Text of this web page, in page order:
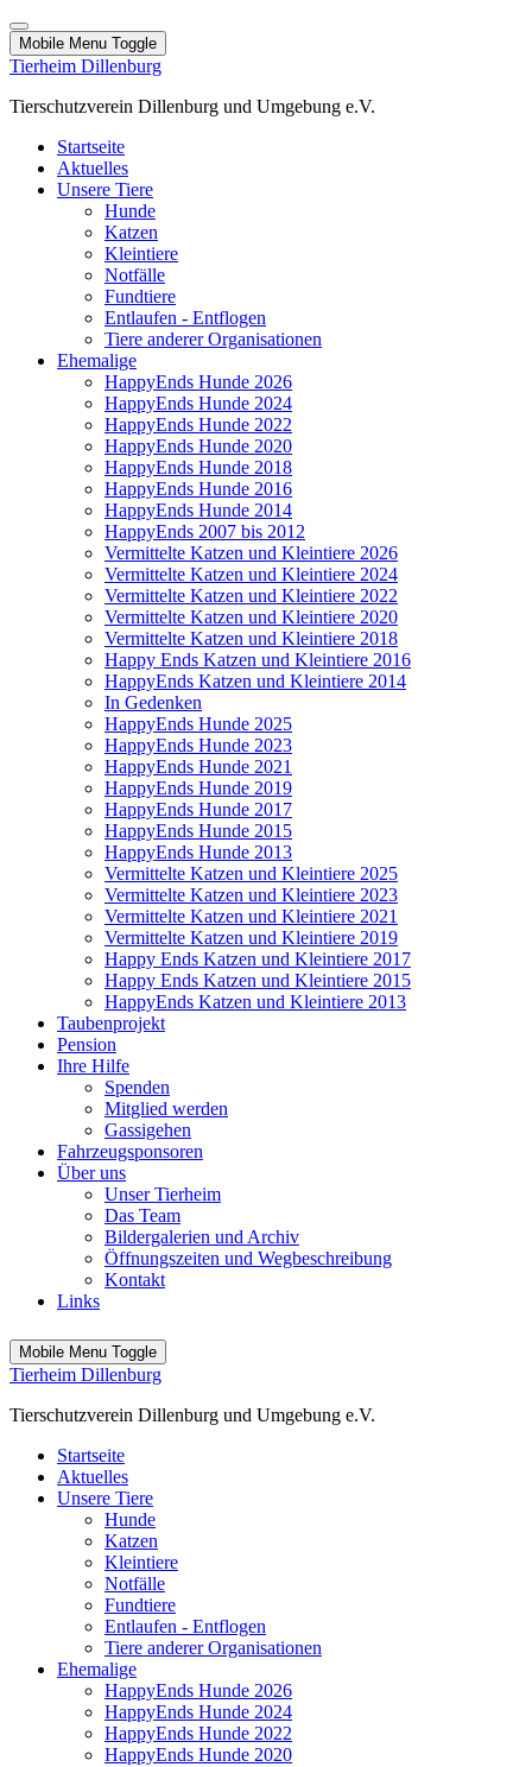
Mobile Menu Toggle
Tierheim Dillenburg
Tierschutzverein Dillenburg und Umgebung e.V.
Startseite
Aktuelles
Unsere Tiere
Hunde
Katzen
Kleintiere
Notfälle
Fundtiere
Entlaufen - Entflogen
Tiere anderer Organisationen
Ehemalige
HappyEnds Hunde 2026
HappyEnds Hunde 2024
HappyEnds Hunde 2022
HappyEnds Hunde 2020
HappyEnds Hunde 2018
HappyEnds Hunde 2016
HappyEnds Hunde 2014
HappyEnds 2007 bis 2012
Vermittelte Katzen und Kleintiere 2026
Vermittelte Katzen und Kleintiere 2024
Vermittelte Katzen und Kleintiere 2022
Vermittelte Katzen und Kleintiere 2020
Vermittelte Katzen und Kleintiere 2018
Happy Ends Katzen und Kleintiere 2016
HappyEnds Katzen und Kleintiere 2014
In Gedenken
HappyEnds Hunde 2025
HappyEnds Hunde 2023
HappyEnds Hunde 2021
HappyEnds Hunde 2019
HappyEnds Hunde 2017
HappyEnds Hunde 2015
HappyEnds Hunde 2013
Vermittelte Katzen und Kleintiere 2025
Vermittelte Katzen und Kleintiere 2023
Vermittelte Katzen und Kleintiere 2021
Vermittelte Katzen und Kleintiere 2019
Happy Ends Katzen und Kleintiere 2017
Happy Ends Katzen und Kleintiere 2015
HappyEnds Katzen und Kleintiere 2013
Taubenprojekt
Pension
Ihre Hilfe
Spenden
Mitglied werden
Gassigehen
Fahrzeugsponsoren
Über uns
Unser Tierheim
Das Team
Bildergalerien und Archiv
Öffnungszeiten und Wegbeschreibung
Kontakt
Links
Mobile Menu Toggle
Tierheim Dillenburg
Tierschutzverein Dillenburg und Umgebung e.V.
Startseite
Aktuelles
Unsere Tiere
Hunde
Katzen
Kleintiere
Notfälle
Fundtiere
Entlaufen - Entflogen
Tiere anderer Organisationen
Ehemalige
HappyEnds Hunde 2026
HappyEnds Hunde 2024
HappyEnds Hunde 2022
HappyEnds Hunde 2020